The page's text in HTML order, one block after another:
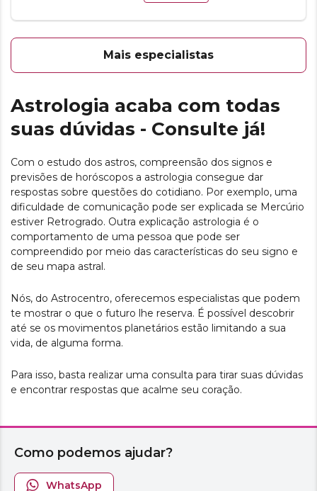
Mais especialistas
Astrologia acaba com todas
suas dúvidas - Consulte já!
Com o estudo dos astros, compreensão dos signos e
previsões de horóscopos a astrologia consegue dar
respostas sobre questões do cotidiano. Por exemplo, uma
dificuldade de comunicação pode ser explicada se Mercúrio
estiver Retrogrado. Outra explicação astrologia é o
comportamento de uma pessoa que pode ser
compreendido por meio das características do seu signo e
de seu mapa astral.
Nós, do Astrocentro, oferecemos especialistas que podem
te mostrar o que o futuro lhe reserva. É possível descobrir
até se os movimentos planetários estão limitando a sua
vida, de alguma forma.
Para isso, basta realizar uma consulta para tirar suas dúvidas
e encontrar respostas que acalme seu coração.